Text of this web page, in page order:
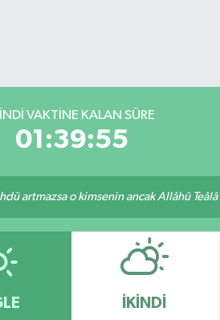
VAKTINE KALAN SÜRE
01:39:55
artmazsa o kimsenin ancak Allâhü
İKINDI